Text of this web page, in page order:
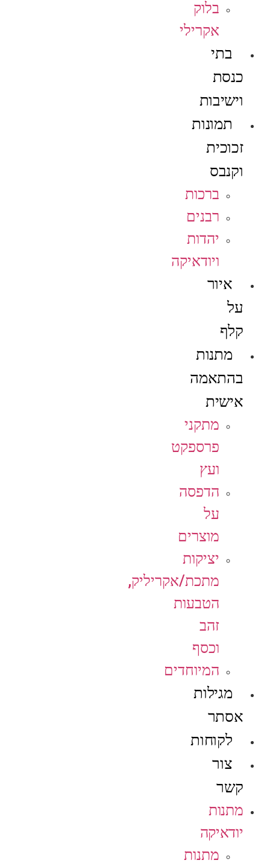
בלוק
אקרילי
בתי
כנסת
וישיבות
תמונות
זכוכית
וקנבס
ברכות
רבנים
יהדות
ויודאיקה
איור
על
קלף
מתנות
בהתאמה
אישית
מתקני
פרספקט
ועץ
הדפסה
על
מוצרים
יציקות
מתכת/אקריליק,
הטבעות
זהב
וכסף
המיוחדים
מגילות
אסתר
לקוחות
צור
קשר
מתנות
יודאיקה
מתנות